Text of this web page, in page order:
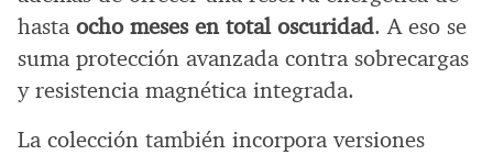
hasta ocho meses en total oscuridad. A eso se
suma protección avanzada contra sobrecargas
y resistencia magnética integrada.
La colección también incorpora versiones